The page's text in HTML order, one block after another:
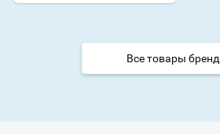
Все товары